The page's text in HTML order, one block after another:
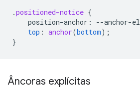
.positioned-notice {
position-anchor : --anchor-el
top : anchor(bottom);
}
Âncoras explícitas